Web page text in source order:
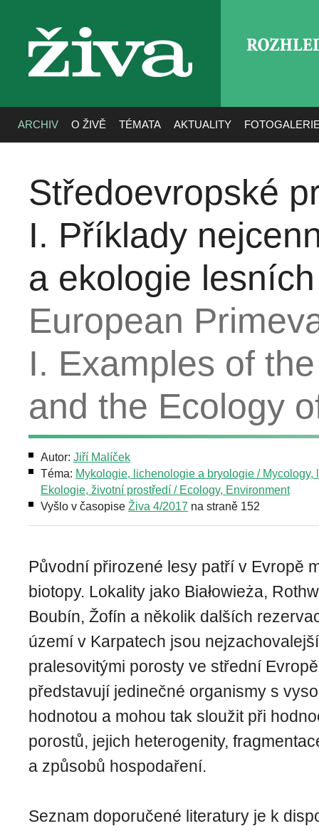
živa
ARCHIV O ŽIVĚ TÉMATA AKTUALITY
Středoevropské
I. Příklady
a ekologie
European
I. Examples of
and the Ecology
Autor: Jiří Malíček
Téma: Mykologie, lichenologie a bryologie / Mycology,
Ekologie, životní prostředí / Ecology, Environment
Vyšlo v časopise Živa 4/2017 na straně 152
Původní přirozené lesy patří v Evropě
biotopy. Lokality jako Białowieża,
Boubín, Žofín a několik dalších
území v Karpatech jsou
pralesovitými porosty ve střední
představují jedinečné organismy s
hodnotou a mohou tak sloužit při
porostů, jejich heterogenity,
a způsobů hospodaření.
Seznam doporučené literatury je k